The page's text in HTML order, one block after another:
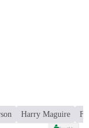
Harry Maguire